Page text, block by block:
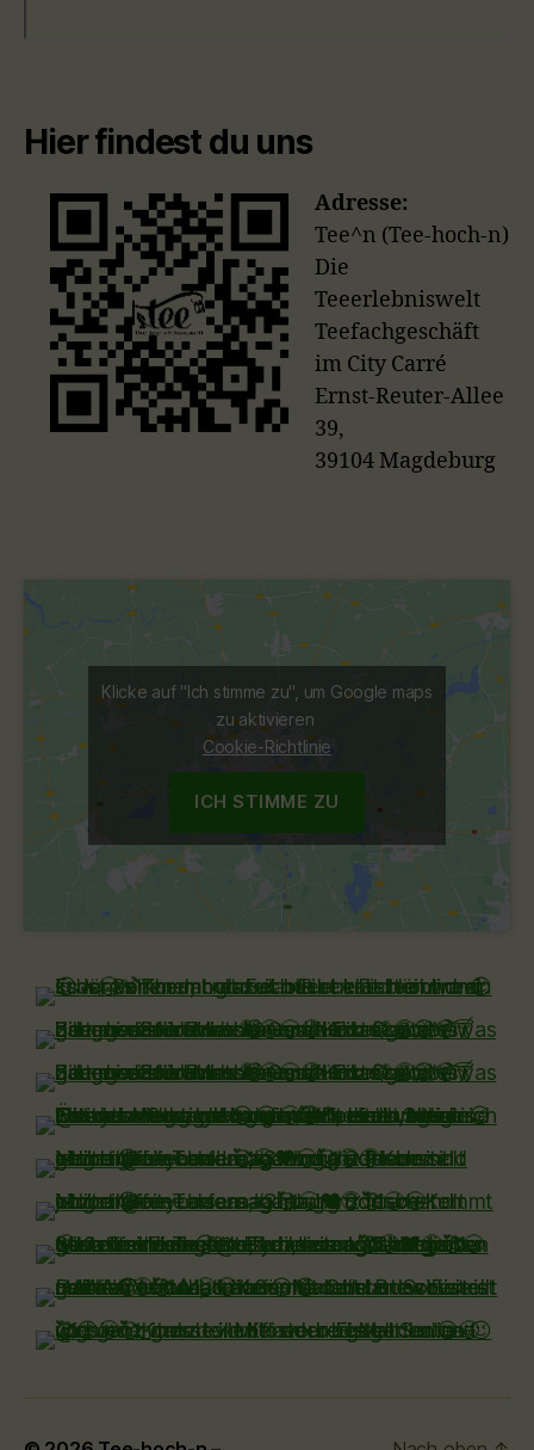
Hier findest du uns
Adresse:
Tee^n (Tee-hoch-n)
Die
Teeerlebniswelt
Teefachgeschäft
im City Carré
Ernst-Reuter-Allee
39,
39104 Magdeburg
Klicke auf "Ich stimme zu", um Google maps
zu aktivieren
Cookie-Richtlinie
ICH STIMME ZU